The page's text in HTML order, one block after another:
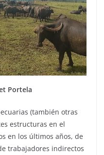
Portela
(también otras
estructuras en el
en los últimos años, de
trabajadores indirectos